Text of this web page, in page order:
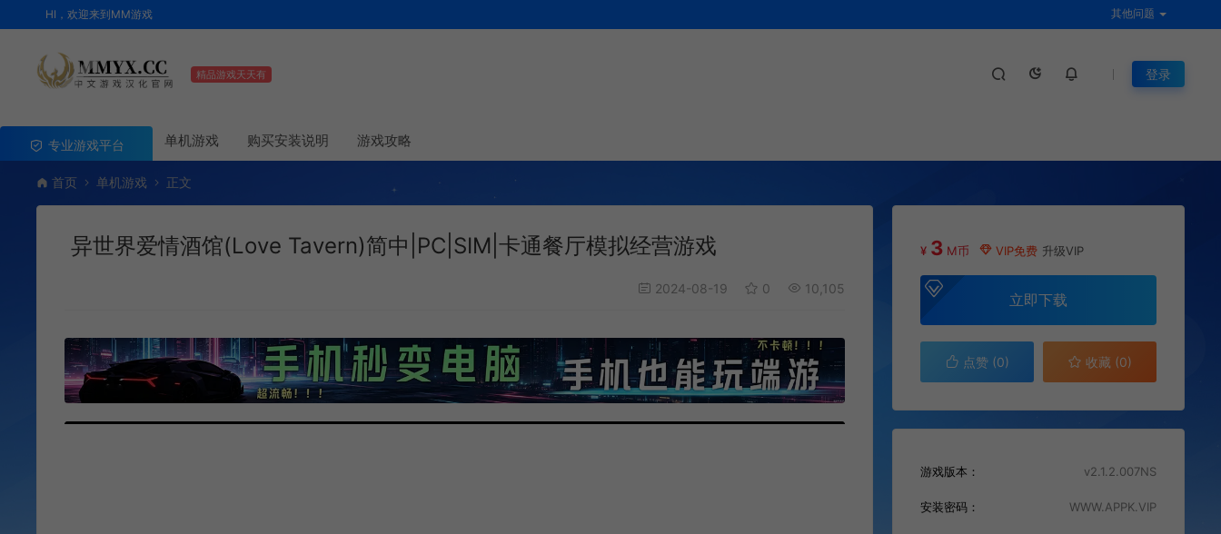
HI，欢迎来到MM游戏 其他问题
精品游戏天天有 登录
专业游戏平台 单机游戏 购买安装说明 游戏攻略
首页 单机游戏 正文
异世界爱情酒馆(Love Tavern)简中|PC|SIM|卡通餐厅模拟经营游戏
2024-08-19 0 10,105
¥ 3 M币 VIP免费 升级VIP
立即下载
点赞 (0) 收藏 (0)
游戏版本： v2.1.2.007NS
安装密码： WWW.APPK.VIP